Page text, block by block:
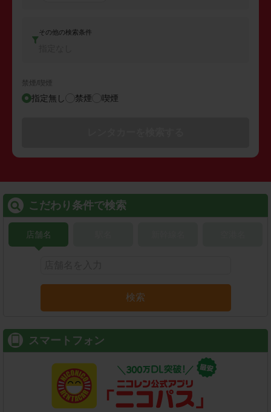
その他の検索条件
禁煙/喫煙
指定無し 禁煙 喫煙
こだわり条件で検索
店舗名
検索
スマートフォン